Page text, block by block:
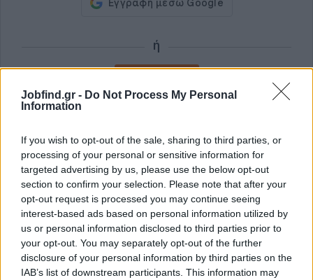
Jobfind.gr - Do Not Process My Personal
Information
If you wish to opt-out of the sale, sharing to third parties, or
processing of your personal or sensitive information for
targeted advertising by us, please use the below opt-out
section to confirm your selection. Please note that after your
opt-out request is processed you may continue seeing
interest-based ads based on personal information utilized by
us or personal information disclosed to third parties prior to
your opt-out. You may separately opt-out of the further
disclosure of your personal information by third parties on the
IAB’s list of downstream participants. This information may
ή
έχετε λάβει πλήρη γνώση των εν λόγω όρων.